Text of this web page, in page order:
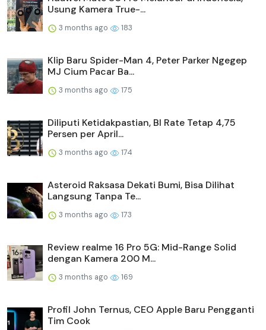
Usung Kamera True-...
3 months ago 183
Klip Baru Spider-Man 4, Peter Parker Ngegep
MJ Cium Pacar Ba...
3 months ago 175
Diliputi Ketidakpastian, BI Rate Tetap 4,75
Persen per April...
3 months ago 174
Asteroid Raksasa Dekati Bumi, Bisa Dilihat
Langsung Tanpa Te...
3 months ago 173
Review realme 16 Pro 5G: Mid-Range Solid
dengan Kamera 200 M...
3 months ago 169
Profil John Ternus, CEO Apple Baru Pengganti
Tim Cook